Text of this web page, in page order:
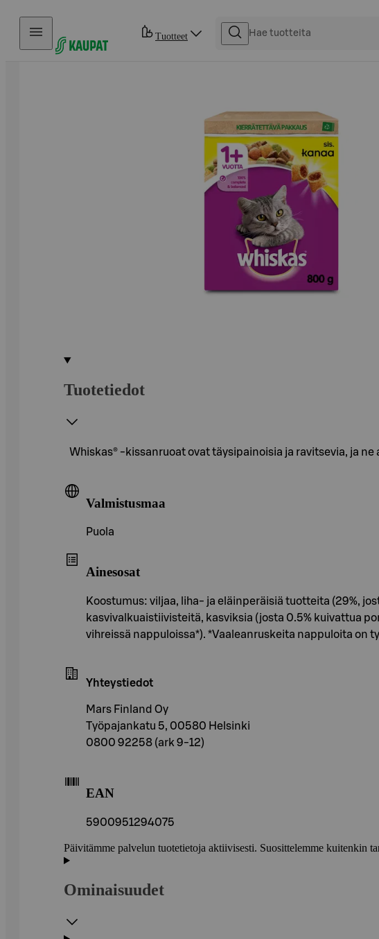
Hyppää sisältöön
Tuotteet
Tuotetiedot
Whiskas® -kissanruoat ovat täysipainoisia ja ravitsevia, ja
Valmistusmaa
Puola
Ainesosat
Koostumus: viljaa, liha- ja eläinperäisiä tuotteita (29%,
kasvivalkuaistiivisteitä, kasviksia (josta 0.5% kuivattua
vihreissä nappuloissa*). *Vaaleanruskeita nappuloita on
Yhteystiedot
Mars Finland Oy
Työpajankatu 5, 00580 Helsinki
0800 92258 (ark 9-12)
EAN
5900951294075
Päivitämme palvelun tuotetietoja aktiivisesti. Suosittelemme kuitenkin
Ominaisuudet